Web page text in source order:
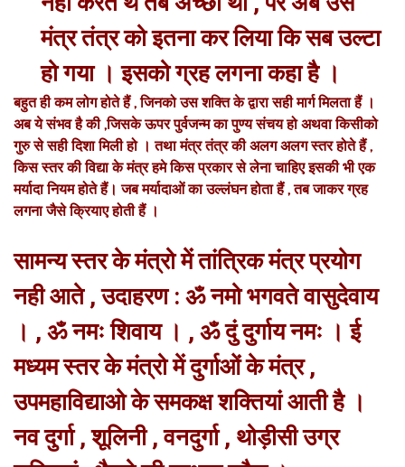
मंत्र तंत्र को इतना कर लिया कि सब उल्टा
हो गया । इसको ग्रह लगना कहा है ।
बहुत ही कम लोग होते हैं , जिनको उस शक्ति के द्वारा सही मार्ग मिलता हैं ।
अब ये संभव है की ,जिसके ऊपर पुर्वजन्म का पुण्य संचय हो अथवा किसीको
गुरु से सही दिशा मिली हो । तथा मंत्र तंत्र की अलग अलग स्तर होते हैं ,
किस स्तर की विद्या के मंत्र हमे किस प्रकार से लेना चाहिए इसकी भी एक
मर्यादा नियम होते हैं। जब मर्यादाओं का उल्लंघन होता हैं , तब जाकर ग्रह
लगना जैसे क्रियाए होती हैं ।
सामन्य स्तर के मंत्रो में तांत्रिक मंत्र प्रयोग
नही आते , उदाहरण : ॐ नमो भगवते वासुदेवाय
। , ॐ नमः शिवाय । , ॐ दुं दुर्गाय नमः । ई
मध्यम स्तर के मंत्रो में दुर्गाओं के मंत्र ,
उपमहाविद्याओ के समकक्ष शक्तियां आती है ।
नव दुर्गा , शूलिनी , वनदुर्गा , थोड़ीसी उग्र